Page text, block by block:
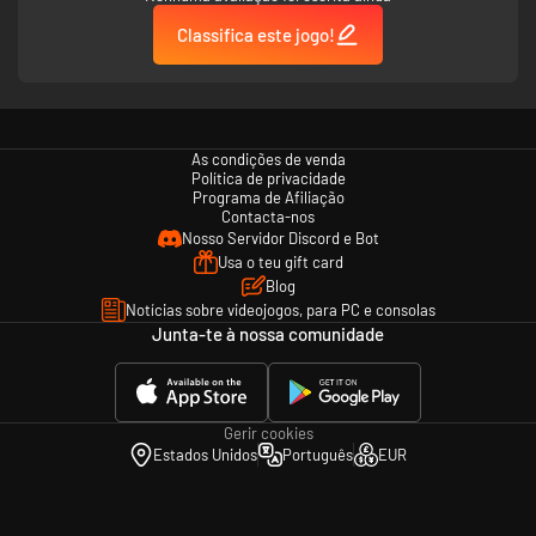
Classifica este jogo!
As condições de venda
Política de privacidade
Programa de Afiliação
Contacta-nos
Nosso Servidor Discord e Bot
Usa o teu gift card
Blog
Notícias sobre videojogos, para PC e consolas
Junta-te à nossa comunidade
Gerir cookies
Estados Unidos
Português EUR